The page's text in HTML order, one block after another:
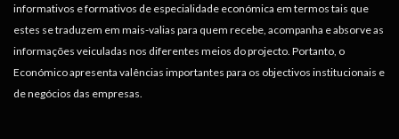
informativos e formativos de especialidade económica em termos tais que
estes se traduzem em mais-valias para quem recebe, acompanha e absorve as
informações veiculadas nos diferentes meios do projecto. Portanto, o
Económico apresenta valências importantes para os objectivos institucionais e
de negócios das empresas.